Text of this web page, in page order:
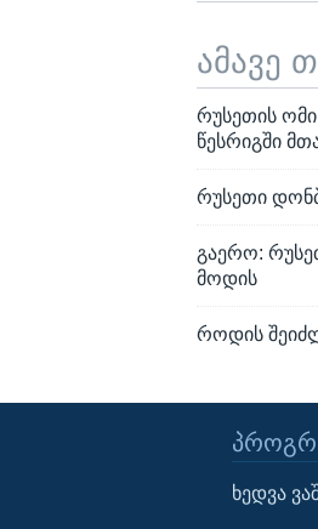
ამავე
რუსეთის ომი
წესრიგში
რუსეთი
გაერო:
მოდის
როდის
ხედვა